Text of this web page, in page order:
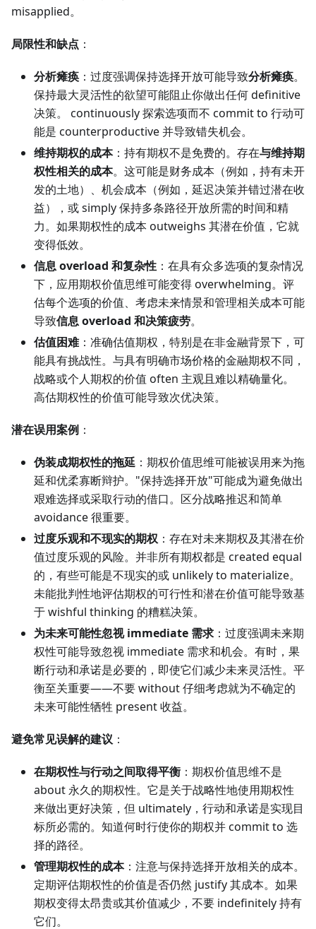
misapplied。
局限性和缺点 ：
分析瘫痪 ：过度强调保持选择开放可能导致分析瘫痪。
保持最大灵活性的欲望可能阻止你做出任何 definitive
决策。 continuously 探索选项而不 commit to 行动可
能是 counterproductive 并导致错失机会。
维持期权的成本：持有期权不是免费的。存在与维持期
权性相关的成本。这可能是财务成本（例如，持有未开
发的土地）、机会成本（例如，延迟决策并错过潜在收
益），或 simply 保持多条路径开放所需的时间和精
力。如果期权性的成本 outweighs 其潜在价值，它就
变得低效。
信息 overload 和复杂性 ：在具有众多选项的复杂情况
下，应用期权价值思维可能变得 overwhelming。评
估每个选项的价值、考虑未来情景和管理相关成本可能
导致信息 overload 和决策疲劳。
估值困难：准确估值期权，特别是在非金融背景下，可
能具有挑战性。与具有明确市场价格的金融期权不同，
战略或个人期权的价值 often 主观且难以精确量化。
高估期权性的价值可能导致次优决策。
潜在误用案例 ：
伪装成期权性的拖延 ：期权价值思维可能被误用来为拖
延和优柔寡断辩护。"保持选择开放"可能成为避免做出
艰难选择或采取行动的借口。区分战略推迟和简单
avoidance 很重要。
过度乐观和不现实的期权 ：存在对未来期权及其潜在价
值过度乐观的风险。并非所有期权都是 created equal
的，有些可能是不现实的或 unlikely to materialize。
未能批判性地评估期权的可行性和潜在价值可能导致基
于 wishful thinking 的糟糕决策。
为未来可能性忽视 immediate 需求 ：过度强调未来期
权性可能导致忽视 immediate 需求和机会。有时，果
断行动和承诺是必要的，即使它们减少未来灵活性。平
衡至关重要——不要 without 仔细考虑就为不确定的
未来可能性牺牲 present 收益。
避免常见误解的建议 ：
在期权性与行动之间取得平衡 ：期权价值思维不是
about 永久的期权性。它是关于战略性地使用期权性
来做出更好决策，但 ultimately，行动和承诺是实现目
标所必需的。知道何时行使你的期权并 commit to 选
择的路径。
管理期权性的成本：注意与保持选择开放相关的成本。
定期评估期权性的价值是否仍然 justify 其成本。如果
期权变得太昂贵或其价值减少，不要 indefinitely 持有
它们。